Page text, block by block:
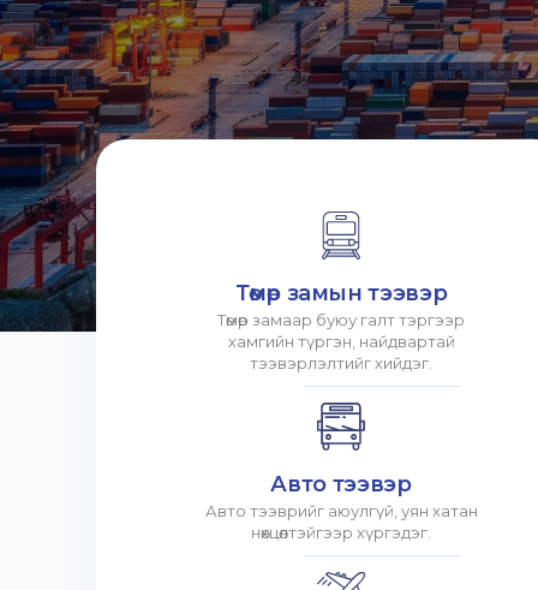
Төмөр замын тээвэр
Төмөр замаар буюу галт тэргээр
хамгийн түргэн, найдвартай
тээвэрлэлтийг хийдэг.
Авто тээвэр
Авто тээврийг аюулгүй, уян хатан
нөхцөлтэйгээр хүргэдэг.